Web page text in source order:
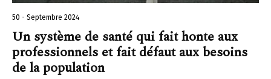
50 - Septembre 2024
Un système de santé qui fait honte aux
professionnels et fait défaut aux besoins
de la population